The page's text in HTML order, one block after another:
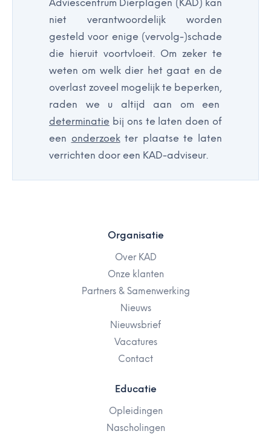
Adviescentrum Dierplagen (KAD) kan
niet verantwoordelijk worden
gesteld voor enige (vervolg-)schade
die hieruit voortvloeit. Om zeker te
weten om welk dier het gaat en de
overlast zoveel mogelijk te beperken,
raden we u altijd aan om een
determinatie bij ons te laten doen of
een onderzoekter plaatse te laten
verrichten door een KAD-adviseur.
Organisatie
Over KAD
Onze klanten
Partners & Samenwerking
Nieuws
Nieuwsbrief
Vacatures
Contact
Educatie
Opleidingen
Nascholingen